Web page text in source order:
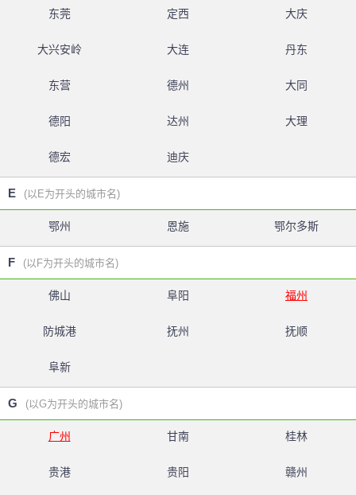
东莞 定西 大庆
大兴安岭 大连 丹东
东营 德州 大同
德阳 达州 大理
德宏 迪庆
E (以E为开头的城市名)
鄂州 恩施 鄂尔多斯
F (以F为开头的城市名)
佛山 阜阳 福州
防城港 抚州 抚顺
阜新
G (以G为开头的城市名)
广州 甘南 桂林
贵港 贵阳 赣州